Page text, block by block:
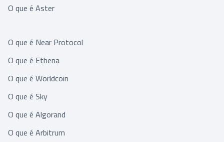
O que é Aster
O que é Near Protocol
O que é Ethena
O que é Worldcoin
O que é Sky
O que é Algorand
O que é Arbitrum